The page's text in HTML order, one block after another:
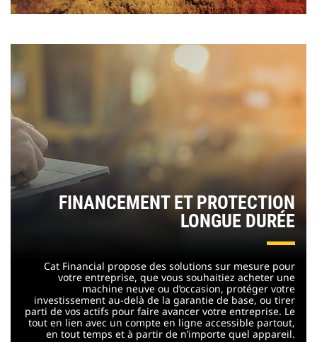
FINANCEMENT ET PROTECTION
LONGUE DURÉE
Cat Financial propose des solutions sur mesure pour
votre entreprise, que vous souhaitiez acheter une
machine neuve ou d’occasion, protéger votre
investissement au-delà de la garantie de base, ou tirer
parti de vos actifs pour faire avancer votre entreprise. Le
tout en lien avec un compte en ligne accessible partout,
en tout temps et à partir de n’importe quel appareil.